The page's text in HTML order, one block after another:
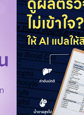
นิกเทคนิคการแพทย์)